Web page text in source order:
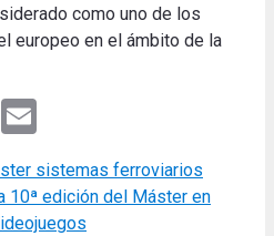
como uno de los
europeo en el ámbito de la
WhatsApp
sistemas ferroviarios
10ª edición del Máster en